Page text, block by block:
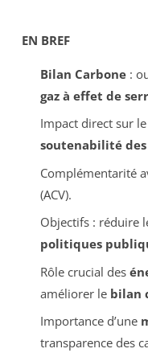
EN BREF
Bilan Carbone:
gaz à effet de
Impact direct sur le
soutenabilité
Complémentarité
(ACV).
Objectifs : réduire
politiques
Rôle crucial des
améliorer le bilan
Importance d’une
transparence des